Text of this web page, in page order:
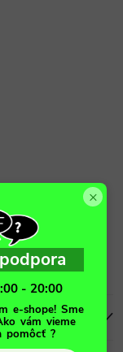
×
- 20:00
e-shope! Sme
vám vieme
pomôcť ?